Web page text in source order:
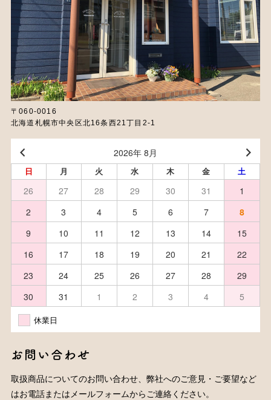
〒060-0016
北海道札幌市中央区北16条西21丁目2-1
2026年 8月
日 月 火 水 木 金 土
26 27 28 29 30 31
1
2
3 4 5 6 7
8
9
10 11 12 13 14
15
16
17 18 19 20 21
22
23
24 25 26 27 28
29
30
31 1 2 3 4 5
休業日
お問い合わせ
取扱商品についてのお問い合わせ、弊社へのご意見・ご要望など
はお電話またはメールフォームからご連絡ください。